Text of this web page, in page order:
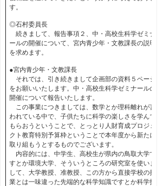
す。
◎石村委員長
続きまして、報告事項２、中・高校生科学ゼミナ
ールの開催について、宮内青少年・文教課長の説明
を求めます。
●宮内青少年・文教課長
それでは、引き続きまして企画部の資料５ページ
をお願いいたします。中・高校生科学ゼミナールの
開催について報告いたします。
この事業につきましては、数学とか理科離れが言
われている中で、子供たちに科学の楽しさを学んで
もらおうということで、とっとり人財育成プロジェ
クト教育特別予算枠ということで本年度から新たに
取り組もうとするものでございます。
内容的には、中学生、高校生が県内の鳥取大学で
すとか環境大学、そういうところの研究室を使いま
して、大学教授、准教授、この方から直接学校の授
業とは一味違った先端的な科学知識ですとか科学技